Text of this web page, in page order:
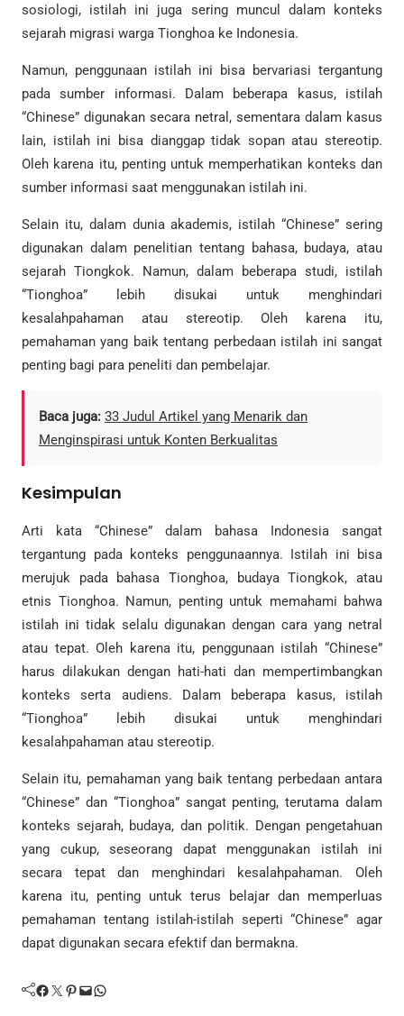
sosiologi, istilah ini juga sering muncul dalam konteks
sejarah migrasi warga Tionghoa ke Indonesia.
Namun, penggunaan istilah ini bisa bervariasi tergantung
pada sumber informasi. Dalam beberapa kasus, istilah
“Chinese” digunakan secara netral, sementara dalam kasus
lain, istilah ini bisa dianggap tidak sopan atau stereotip.
Oleh karena itu, penting untuk memperhatikan konteks dan
sumber informasi saat menggunakan istilah ini.
Selain itu, dalam dunia akademis, istilah “Chinese” sering
digunakan dalam penelitian tentang bahasa, budaya, atau
sejarah Tiongkok. Namun, dalam beberapa studi, istilah
“Tionghoa” lebih disukai untuk menghindari
kesalahpahaman atau stereotip. Oleh karena itu,
pemahaman yang baik tentang perbedaan istilah ini sangat
penting bagi para peneliti dan pembelajar.
Baca juga: 33 Judul Artikel yang Menarik dan
Menginspirasi untuk Konten Berkualitas
Kesimpulan
Arti kata “Chinese” dalam bahasa Indonesia sangat
tergantung pada konteks penggunaannya. Istilah ini bisa
merujuk pada bahasa Tionghoa, budaya Tiongkok, atau
etnis Tionghoa. Namun, penting untuk memahami bahwa
istilah ini tidak selalu digunakan dengan cara yang netral
atau tepat. Oleh karena itu, penggunaan istilah “Chinese”
harus dilakukan dengan hati-hati dan mempertimbangkan
konteks serta audiens. Dalam beberapa kasus, istilah
“Tionghoa” lebih disukai untuk menghindari
kesalahpahaman atau stereotip.
Selain itu, pemahaman yang baik tentang perbedaan antara
“Chinese” dan “Tionghoa” sangat penting, terutama dalam
konteks sejarah, budaya, dan politik. Dengan pengetahuan
yang cukup, seseorang dapat menggunakan istilah ini
secara tepat dan menghindari kesalahpahaman. Oleh
karena itu, penting untuk terus belajar dan memperluas
pemahaman tentang istilah-istilah seperti “Chinese” agar
dapat digunakan secara efektif dan bermakna.
Facebook Twitter Pinterest Mail WhatsApp